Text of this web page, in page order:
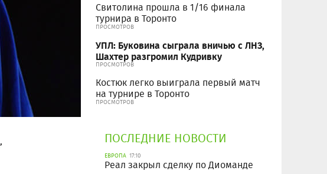
,
Свитолина прошла в 1/16 финала
турнира в Торонто
ПРОСМОТРОВ
УПЛ: Буковина сыграла вничью с ЛНЗ,
Шахтер разгромил Кудривку
ПРОСМОТРОВ
Костюк легко выиграла первый матч
на турнире в Торонто
ПРОСМОТРОВ
ПОСЛЕДНИЕ НОВОСТИ
ЕВРОПА 17:10
Реал закрыл сделку по Диоманде